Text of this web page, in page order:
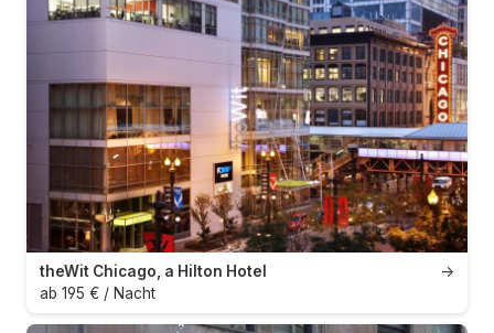
→
theWit Chicago, a Hilton Hotel
ab 195 € / Nacht